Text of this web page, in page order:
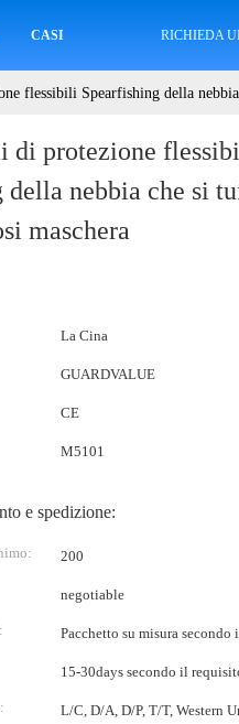
CASI RICHIEDA
flessibili Spearfishing della
di protezione
della nebbia che si
maschera
La Cina
GUARDVALUE
CE
M5101
e spedizione:
200
negotiable
Pacchetto su misura
15-30days secondo il
L/C, D/A, D/P, T/T, Western